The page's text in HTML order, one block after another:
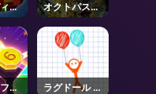
タ
オクトパスト
ラベラー0 -
Steam
ュ
ラグドール ラ